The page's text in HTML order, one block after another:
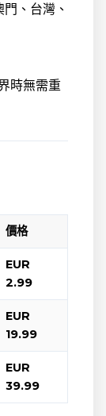
、台灣、
時無需重
價格
EUR
2.99
EUR
19.99
EUR
39.99